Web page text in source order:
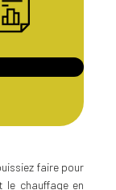
faire pour
le chauffage en